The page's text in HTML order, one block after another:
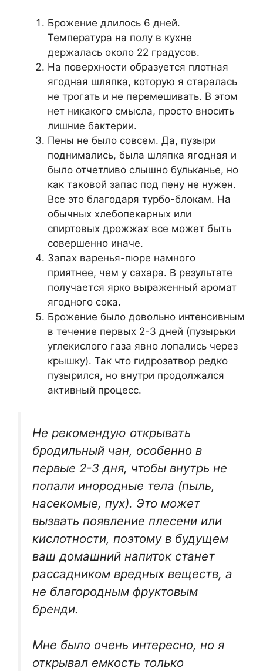
Брожение длилось 6 дней.
Температура на полу в кухне
держалась около 22 градусов.
На поверхности образуется плотная
ягодная шляпка, которую я старалась
не трогать и не перемешивать. В этом
нет никакого смысла, просто вносить
лишние бактерии.
Пены не было совсем. Да, пузыри
поднимались, была шляпка ягодная и
было отчетливо слышно бульканье, но
как таковой запас под пену не нужен.
Все это благодаря турбо-блокам. На
обычных хлебопекарных или
спиртовых дрожжах все может быть
совершенно иначе.
Запах варенья-пюре намного
приятнее, чем у сахара. В результате
получается ярко выраженный аромат
ягодного сока.
Брожение было довольно интенсивным
в течение первых 2-3 дней (пузырьки
углекислого газа явно лопались через
крышку). Так что гидрозатвор редко
пузырился, но внутри продолжался
активный процесс.
Не рекомендую открывать
бродильный чан, особенно в
первые 2-3 дня, чтобы внутрь не
попали инородные тела (пыль,
насекомые, пух). Это может
вызвать появление плесени или
кислотности, поэтому в будущем
ваш домашний напиток станет
рассадником вредных веществ, а
не благородным фруктовым
бренди.
Мне было очень интересно, но я
открывал емкость только